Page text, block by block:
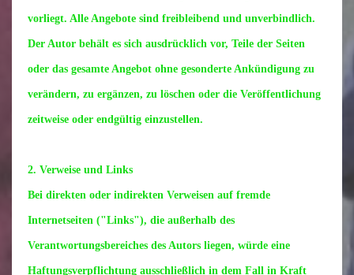
vorliegt. Alle Angebote sind freibleibend und unverbindlich.
Der Autor behält es sich ausdrücklich vor, Teile der Seiten
oder das gesamte Angebot ohne gesonderte Ankündigung zu
verändern, zu ergänzen, zu löschen oder die Veröffentlichung
zeitweise oder endgültig einzustellen.
2. Verweise und Links
Bei direkten oder indirekten Verweisen auf fremde
Internetseiten ("Links"), die außerhalb des
Verantwortungsbereiches des Autors liegen, würde eine
Haftungsverpflichtung ausschließlich in dem Fall in Kraft